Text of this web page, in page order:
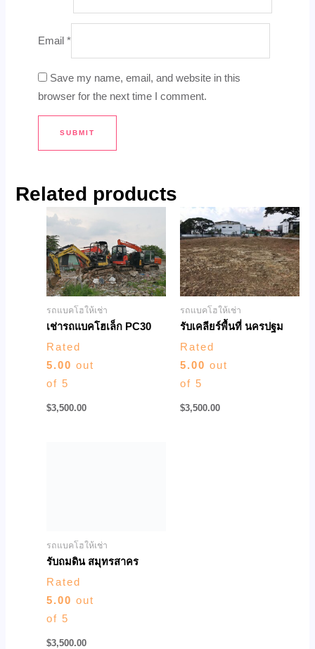
Email *
Save my name, email, and website in this
browser for the next time I comment.
Related products
รถแบคโฮให้เช่า
เช่ารถแบคโฮเล็ก PC30
Rated
5.00 out
of 5
$3,500.00
รถแบคโฮให้เช่า
รับเคลียร์พื้นที่ นครปฐม
Rated
5.00 out
of 5
$3,500.00
รถแบคโฮให้เช่า
รับถมดิน สมุทรสาคร
Rated
5.00 out
of 5
$3,500.00